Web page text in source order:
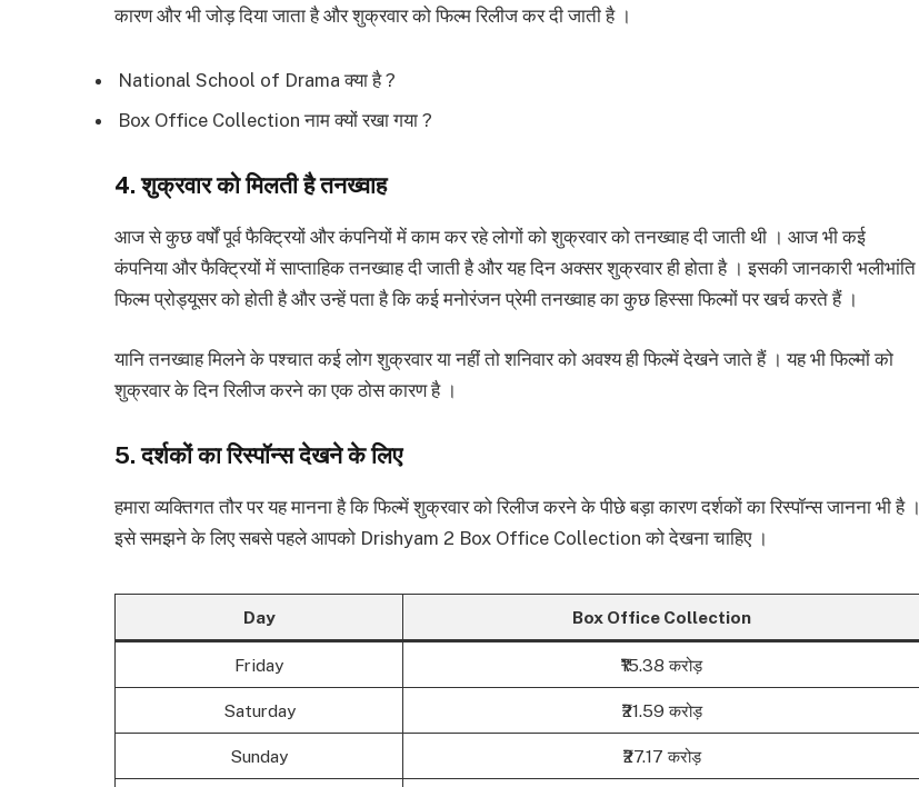
कारण और भी जोड़ दिया जाता है और शुक्रवार को फिल्म रिलीज कर दी जाती है ।
National School of Drama क्या है ?
Box Office Collection नाम क्यों रखा गया ?
4. शुक्रवार को मिलती है तनख्वाह
आज से कुछ वर्षों पूर्व फैक्ट्रियों और कंपनियों में काम कर रहे लोगों को शुक्रवार को तनख्वाह दी जाती थी । आज भी कई
कंपनिया और फैक्ट्रियों में साप्ताहिक तनख्वाह दी जाती है और यह दिन अक्सर शुक्रवार ही होता है । इसकी जानकारी भलीभांति
फिल्म प्रोड्यूसर को होती है और उन्हें पता है कि कई मनोरंजन प्रेमी तनख्वाह का कुछ हिस्सा फिल्मों पर खर्च करते हैं ।
यानि तनख्वाह मिलने के पश्चात कई लोग शुक्रवार या नहीं तो शनिवार को अवश्य ही फिल्में देखने जाते हैं । यह भी फिल्मों को
शुक्रवार के दिन रिलीज करने का एक ठोस कारण है ।
5. दर्शकों का रिस्पॉन्स देखने के लिए
हमारा व्यक्तिगत तौर पर यह मानना है कि फिल्में शुक्रवार को रिलीज करने के पीछे बड़ा कारण दर्शकों का रिस्पॉन्स जानना भी है ।
इसे समझने के लिए सबसे पहले आपको Drishyam 2 Box Office Collection को देखना चाहिए ।
Day Box Office Collection
Friday ₹15.38 करोड़
Saturday ₹21.59 करोड़
Sunday ₹27.17 करोड़